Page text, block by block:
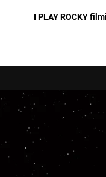
I PLAY ROCKY